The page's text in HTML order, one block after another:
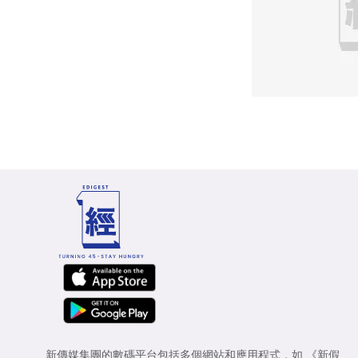
新傳媒集團的數碼平台包括多個網站和應用程式，如 《新假